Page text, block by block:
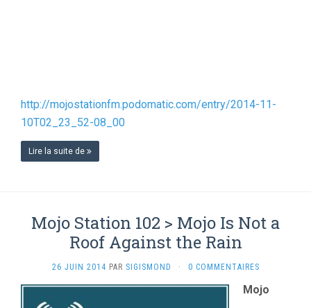
http://mojostationfm.podomatic.com/entry/2014-11-
10T02_23_52-08_00
Lire la suite de
Mojo Station 102 > Mojo Is Not a
Roof Against the Rain
26 JUIN 2014 PAR SIGISMOND · 0 COMMENTAIRES
Mojo